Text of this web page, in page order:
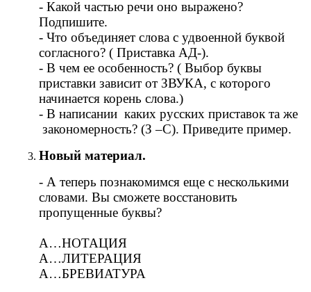
- Какой частью речи оно выражено?
Подпишите.
- Что объединяет слова с удвоенной буквой
согласного? ( Приставка АД-).
- В чем ее особенность? ( Выбор буквы
приставки зависит от ЗВУКА, с которого
начинается корень слова.)
- В написании каких русских приставок та же
закономерность? (З –С). Приведите пример.
Новый материал.
- А теперь познакомимся еще с несколькими
словами. Вы сможете восстановить
пропущенные буквы?
А…НОТАЦИЯ
А…ЛИТЕРАЦИЯ
А…БРЕВИАТУРА